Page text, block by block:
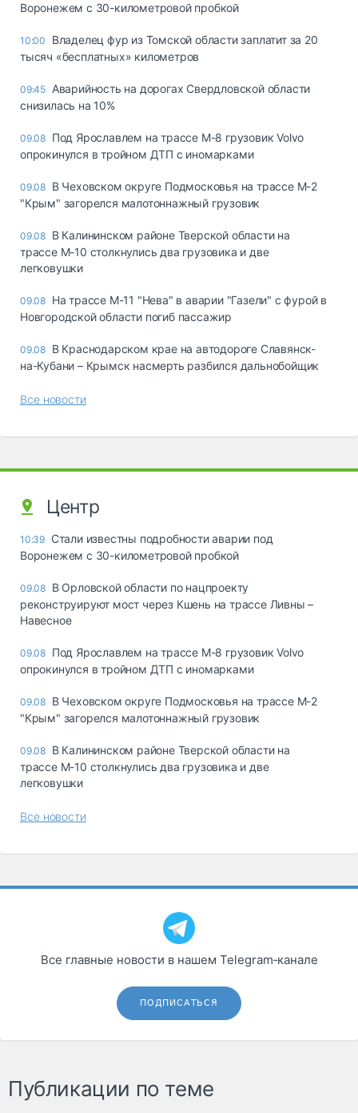
Воронежем с 30-километровой пробкой
10:00
Владелец фур из Томской области заплатит за 20
тысяч «бесплатных» километров
09:45 Аварийность на дорогах Свердловской области
снизилась на 10%
09.08 Под Ярославлем на трассе М-8 грузовик Volvo
опрокинулся в тройном ДТП с иномарками
09.08 В Чеховском округе Подмосковья на трассе М-2
"Крым" загорелся малотоннажный грузовик
09.08 В Калининском районе Тверской области на
трассе М-10 столкнулись два грузовика и две
легковушки
09.08 На трассе М-11 "Нева" в аварии "Газели" с фурой в
Новгородской области погиб пассажир
09.08 В Краснодарском крае на автодороге Славянск-
на-Кубани – Крымск насмерть разбился дальнобойщик
Все новости
Центр
10:39 Стали известны подробности аварии под
Воронежем с 30-километровой пробкой
09.08 В Орловской области по нацпроекту
реконструируют мост через Кшень на трассе Ливны –
Навесное
09.08 Под Ярославлем на трассе М-8 грузовик Volvo
опрокинулся в тройном ДТП с иномарками
09.08 В Чеховском округе Подмосковья на трассе М-2
"Крым" загорелся малотоннажный грузовик
09.08 В Калининском районе Тверской области на
трассе М-10 столкнулись два грузовика и две
легковушки
Все новости
Все главные новости в нашем Telegram‑канале
ПОДПИСАТЬСЯ
Публикации по теме